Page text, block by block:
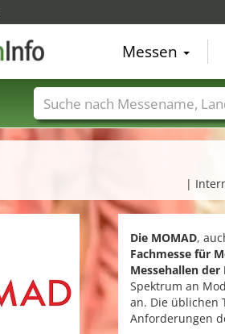
|
Die MOMAD,
Fachmesse für
Messehallen
Spektrum an
an. Die üblichen
Anforderungen
Messen
Messenamen Länder